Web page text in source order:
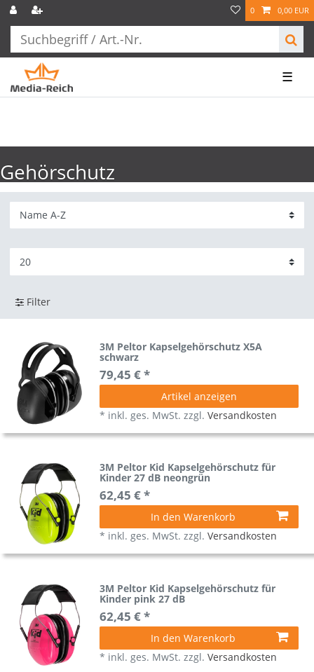
0 0,00 EUR
☰
Gehörschutz
Filter
3M Peltor Kapselgehörschutz X5A
schwarz
79,45 € *
Artikel anzeigen
* inkl. ges. MwSt. zzgl.Versandkosten
3M Peltor Kid Kapselgehörschutz für
Kinder 27 dB neongrün
62,45 € *
In den Warenkorb
* inkl. ges. MwSt. zzgl.Versandkosten
3M Peltor Kid Kapselgehörschutz für
Kinder pink 27 dB
62,45 € *
In den Warenkorb
* inkl. ges. MwSt. zzgl.Versandkosten